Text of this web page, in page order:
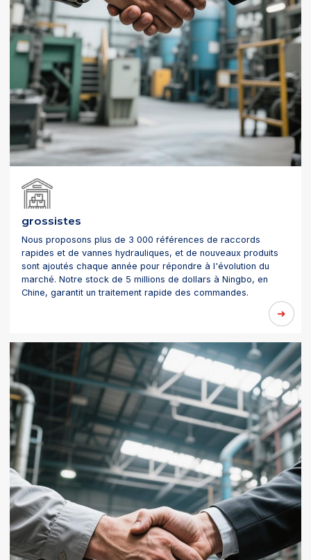
grossistes
Nous proposons plus de 3 000 références de raccords
rapides et de vannes hydrauliques, et de nouveaux produits
sont ajoutés chaque année pour répondre à l'évolution du
marché. Notre stock de 5 millions de dollars à Ningbo, en
Chine, garantit un traitement rapide des commandes.